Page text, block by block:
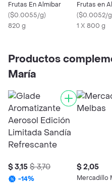
Frutas En Almibar
($0.0055/g)
820 g
Frutas en
Tradicional
($0.0052/g
1 X 800 g
Productos
María
$ 3,15 $ 3,70
-14%
$ 2,05
Mercadillo